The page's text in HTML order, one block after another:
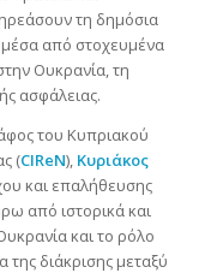
τη δημόσια
από στοχευμένα
Ουκρανία, τη
ασφάλειας.
του Κυπριακού
(CIReN), Κυριάκος
και επαλήθευσης
από ιστορικά και
και το ρόλο
της διάκρισης μεταξύ